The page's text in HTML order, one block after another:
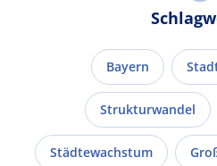
Bayern
Strukturwandel
Städtewachstum